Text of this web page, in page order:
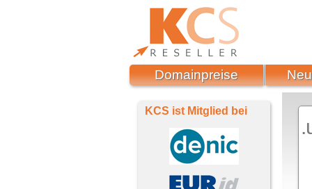
KCS ist Mitglied bei
Domainpreise